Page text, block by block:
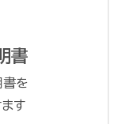
書
書を
す